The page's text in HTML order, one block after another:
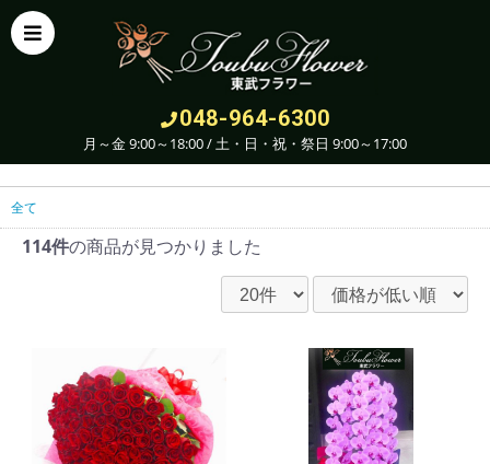
048-964-6300
月～金 9:00～18:00 / 土・日・祝・祭日 9:00～17:00
全て
114件の商品が見つかりました